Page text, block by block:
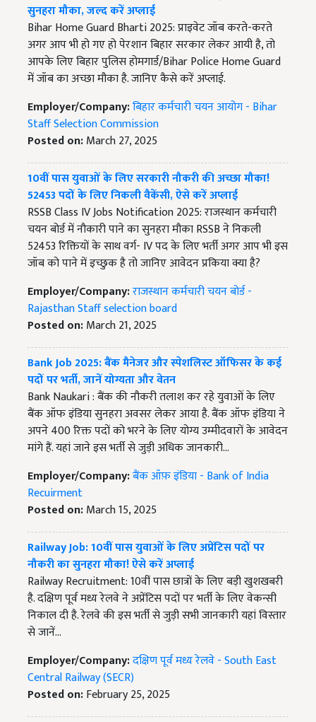
सुनहरा मौका, जल्द करें अप्लाई
Bihar Home Guard Bharti 2025: प्राइवेट जॉब करते-करते
अगर आप भी हो गए हो पेरशान बिहार सरकार लेकर आयी है, तो
आपके लिए बिहार पुलिस होमगार्ड/Bihar Police Home Guard
में जॉब का अच्छा मौका है. जानिए कैसे करें अप्लाई.
Employer/Company:बिहार कर्मचारी चयन आयोग - Bihar
Staff Selection Commission
Posted on:March 27, 2025
10वीं पास युवाओं के लिए सरकारी नौकरी की अच्छा मौका!
52453 पदों के लिए निकली वैकेंसी, ऐसे करें अप्लाई
RSSB Class IV Jobs Notification 2025: राजस्थान कर्मचारी
चयन बोर्ड में नौकारी पाने का सुनहरा मौका RSSB ने निकली
52453 रिक्तियों के साथ वर्ग- IV पद के लिए भर्ती अगर आप भी इस
जॉब को पाने में इच्छुक है तो जानिए आवेदन प्रकिया क्या है?
Employer/Company:राजस्थान कर्मचारी चयन बोर्ड -
Rajasthan Staff selection board
Posted on:March 21, 2025
Bank Job 2025: बैंक मैनेजर और स्पेशलिस्ट ऑफिसर के कई
पदों पर भर्ती, जानें योग्यता और वेतन
Bank Naukari : बैंक की नौकरी तलाश कर रहे युवाओं के लिए
बैंक ऑफ इंडिया सुनहरा अवसर लेकर आया है. बैंक ऑफ इंडिया ने
अपने 400 रिक्त पदों को भरने के लिए योग्य उम्मीदवारों के आवेदन
मांगे हैं. यहां जाने इस भर्ती से जुड़ी अधिक जानकारी...
Employer/Company:बैंक ऑफ़ इंडिया - Bank of India
Recuirment
Posted on:March 15, 2025
Railway Job: 10वीं पास युवाओं के लिए अप्रेंटिस पदों पर
नौकरी का सुनहरा मौका! ऐसे करें अप्लाई
Railway Recruitment: 10वीं पास छात्रों के लिए बड़ी खुशखबरी
है. दक्षिण पूर्व मध्य रेलवे ने अप्रेंटिस पदों पर भर्ती के लिए वेकन्सी
निकाल दी है. रेलवे की इस भर्ती से जुड़ी सभी जानकारी यहां विस्तार
से जानें...
Employer/Company:दक्षिण पूर्व मध्य रेलवे - South East
Central Railway (SECR)
Posted on:February 25, 2025